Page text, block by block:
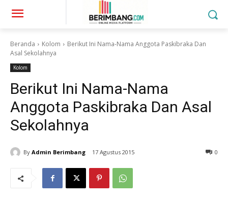
Beranda Kolom
Berikut Ini Nama-Nama Anggota Paskibraka Dan
Asal Sekolahnya
Kolom
Berikut Ini Nama-Nama
Anggota Paskibraka Dan Asal
Sekolahnya
By Admin Berimbang 17 Agustus 2015 0